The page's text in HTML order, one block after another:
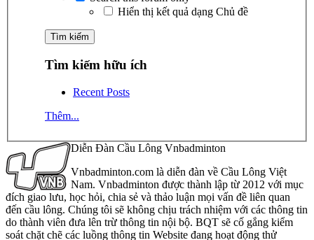
Hiển thị kết quả dạng Chủ đề
Tìm kiếm hữu ích
Recent Posts
Thêm...
Diễn Đàn Cầu Lông Vnbadminton
Vnbadminton.com là diễn đàn về Cầu Lông Việt
Nam. Vnbadminton được thành lập từ 2012 với mục
đích giao lưu, học hỏi, chia sẻ và thảo luận mọi vấn đề liên quan
đến cầu lông. Chúng tôi sẽ không chịu trách nhiệm với các thông tin
do thành viên đưa lên trừ thông tin nội bộ. BQT sẽ cố gắng kiểm
soát chặt chẽ các luồng thông tin Website đang hoạt động thử